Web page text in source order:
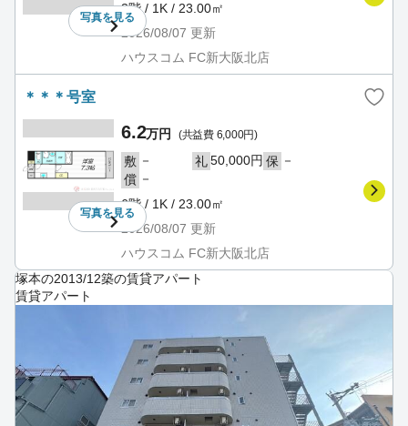
写真を見る
3階 / 1K / 23.00㎡
2026/08/07 更新
ハウスコム FC新大阪北店
＊＊＊号室
写真を見る
6.2万円 (共益費 6,000円)
敷 － 礼50,000円 保 －
償 －
6階 / 1K / 23.00㎡
2026/08/07 更新
ハウスコム FC新大阪北店
塚本の2013/12築の賃貸アパート
賃貸アパート